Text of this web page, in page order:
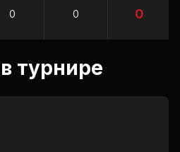
0 0 0
турнире